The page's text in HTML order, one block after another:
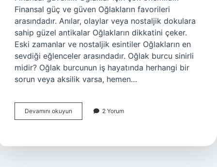
Finansal güç ve güven Oğlakların favorileri
arasındadır. Anılar, olaylar veya nostaljik dokulara
sahip güzel antikalar Oğlakların dikkatini çeker.
Eski zamanlar ve nostaljik esintiler Oğlakların en
sevdiği eğlenceler arasındadır. Oğlak burcu sinirli
midir? Oğlak burcunun iş hayatında herhangi bir
sorun veya aksilik varsa, hemen…
Devamını okuyun
Burcu
2 Yorum